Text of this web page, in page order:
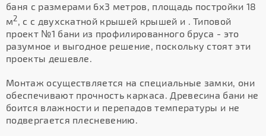
баня с размерами 6х3 метров, площадь постройки 18
м2, с с двухскатной крышей крышей и . Типовой
проект №1 бани из профилированного бруса - это
разумное и выгодное решение, поскольку стоят эти
проекты дешевле.
Монтаж осуществляется на специальные замки, они
обеспечивают прочность каркаса. Древесина бани не
боится влажности и перепадов температуры и не
подвергается плесневению.